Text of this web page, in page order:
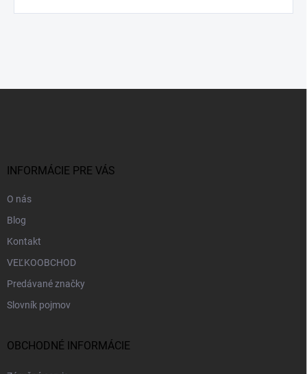
INFORMÁCIE PRE VÁS
O nás
Blog
Kontakt
VEĽKOOBCHOD
Predávané značky
Slovník pojmov
OBCHODNÉ INFORMÁCIE